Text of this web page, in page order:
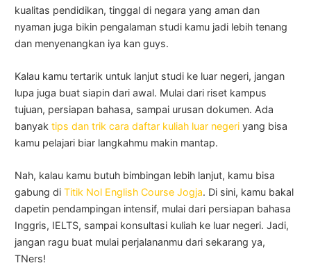
kualitas pendidikan, tinggal di negara yang aman dan
nyaman juga bikin pengalaman studi kamu jadi lebih tenang
dan menyenangkan iya kan guys.
Kalau kamu tertarik untuk lanjut studi ke luar negeri, jangan
lupa juga buat siapin dari awal. Mulai dari riset kampus
tujuan, persiapan bahasa, sampai urusan dokumen. Ada
banyaktips dan trik cara daftar kuliah luar negeri yang bisa
kamu pelajari biar langkahmu makin mantap.
Nah, kalau kamu butuh bimbingan lebih lanjut, kamu bisa
gabung diTitik Nol English Course Jogja. Di sini, kamu bakal
dapetin pendampingan intensif, mulai dari persiapan bahasa
Inggris, IELTS, sampai konsultasi kuliah ke luar negeri. Jadi,
jangan ragu buat mulai perjalananmu dari sekarang ya,
TNers!